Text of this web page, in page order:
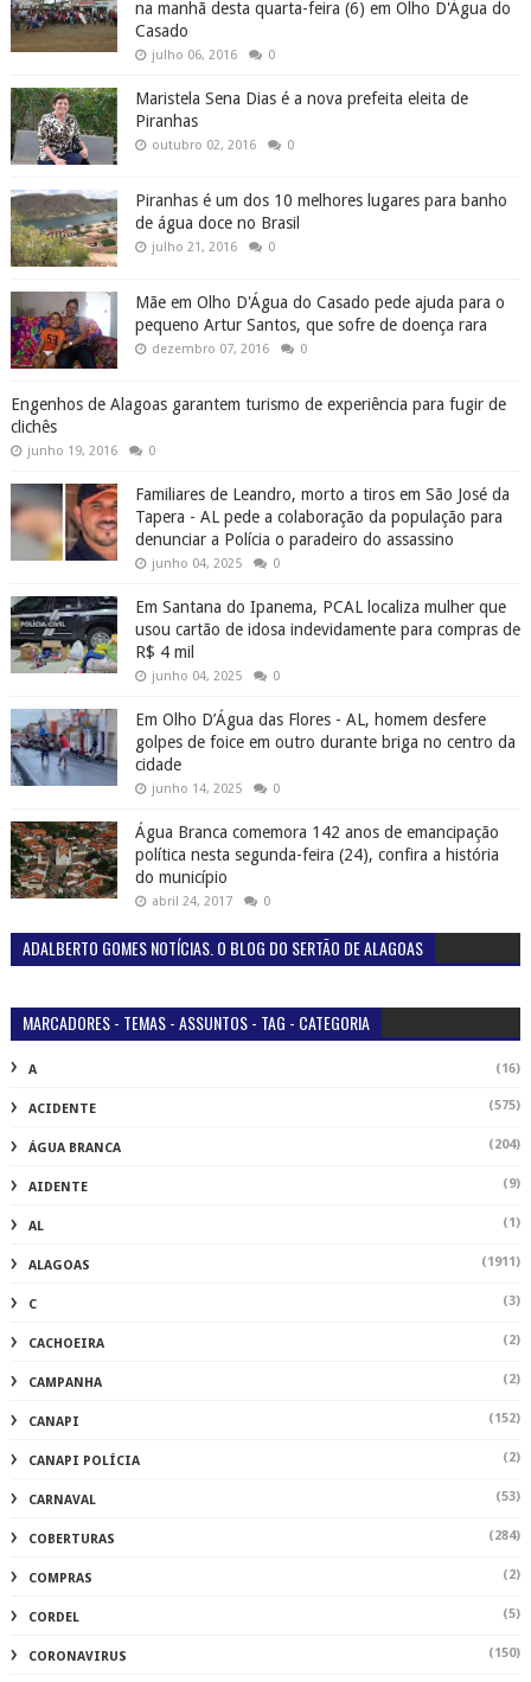
na manhã desta quarta-feira (6) em Olho D'Água do
Casado
julho 06, 2016 0
Maristela Sena Dias é a nova prefeita eleita de
Piranhas
outubro 02, 2016 0
Piranhas é um dos 10 melhores lugares para banho
de água doce no Brasil
julho 21, 2016 0
Mãe em Olho D'Água do Casado pede ajuda para o
pequeno Artur Santos, que sofre de doença rara
dezembro 07, 2016 0
Engenhos de Alagoas garantem turismo de experiência para fugir de
clichês
junho 19, 2016 0
Familiares de Leandro, morto a tiros em São José da
Tapera - AL pede a colaboração da população para
denunciar a Polícia o paradeiro do assassino
junho 04, 2025 0
Em Santana do Ipanema, PCAL localiza mulher que
usou cartão de idosa indevidamente para compras de
R$ 4 mil
junho 04, 2025 0
Em Olho D’Água das Flores - AL, homem desfere
golpes de foice em outro durante briga no centro da
cidade
junho 14, 2025 0
Água Branca comemora 142 anos de emancipação
política nesta segunda-feira (24), confira a história
do município
abril 24, 2017 0
ADALBERTO GOMES NOTÍCIAS. O BLOG DO SERTÃO DE ALAGOAS
MARCADORES - TEMAS - ASSUNTOS - TAG - CATEGORIA
A (16)
ACIDENTE (575)
ÁGUA BRANCA (204)
AIDENTE (9)
AL (1)
ALAGOAS (1911)
C (3)
CACHOEIRA (2)
CAMPANHA (2)
CANAPI (152)
CANAPI POLÍCIA (2)
CARNAVAL (53)
COBERTURAS (284)
COMPRAS (2)
CORDEL (5)
CORONAVIRUS (150)